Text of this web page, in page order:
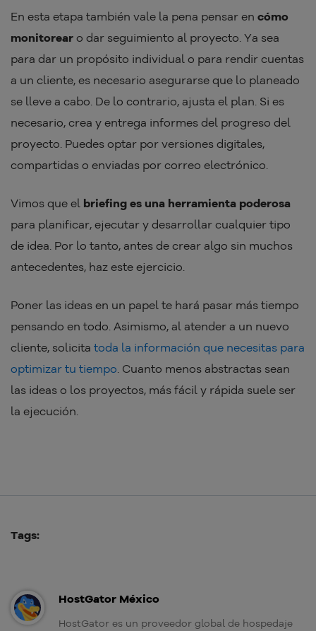
En esta etapa también vale la pena pensar en cómo
monitorear o dar seguimiento al proyecto. Ya sea
para dar un propósito individual o para rendir cuentas
a un cliente, es necesario asegurarse que lo planeado
se lleve a cabo. De lo contrario, ajusta el plan. Si es
necesario, crea y entrega informes del progreso del
proyecto. Puedes optar por versiones digitales,
compartidas o enviadas por correo electrónico.
Vimos que el briefing es una herramienta poderosa
para planificar, ejecutar y desarrollar cualquier tipo
de idea. Por lo tanto, antes de crear algo sin muchos
antecedentes, haz este ejercicio.
Poner las ideas en un papel te hará pasar más tiempo
pensando en todo. Asimismo, al atender a un nuevo
cliente, solicita toda la información que necesitas para
optimizar tu tiempo . Cuanto menos abstractas sean
las ideas o los proyectos, más fácil y rápida suele ser
la ejecución.
Tags:
HostGator México
HostGator es un proveedor global de hospedaje